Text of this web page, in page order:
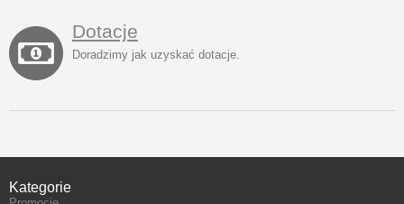
Dotacje
Doradzimy jak uzyskać dotacje.
Kategorie